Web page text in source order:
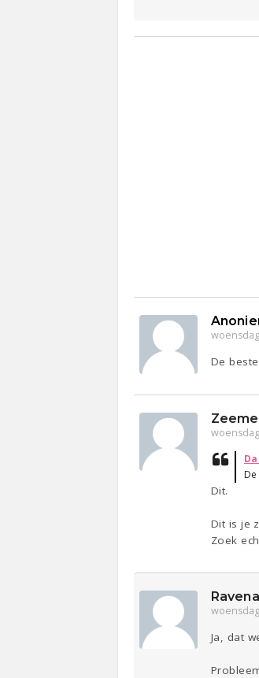
De
Dit.
Dit is je
Zoek
Ravena
Ja, dat